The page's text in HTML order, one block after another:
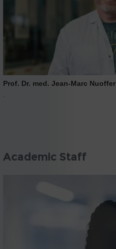
Prof. Dr. med. Jean-Marc Nuoffer
Academic Staff